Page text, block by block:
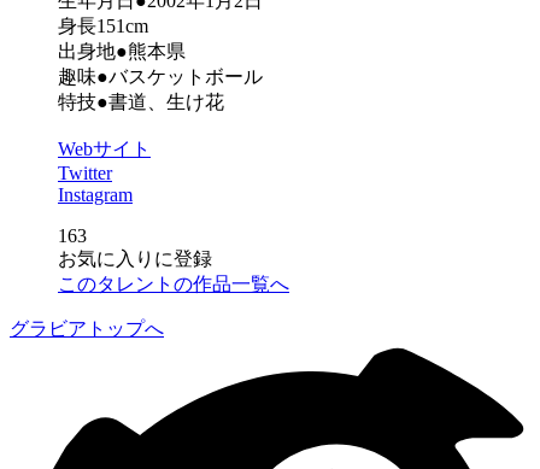
身長151cm
出身地●熊本県
趣味●バスケットボール
特技●書道、生け花
Webサイト
Twitter
Instagram
163
お気に入りに登録
このタレントの作品一覧へ
グラビアトップへ